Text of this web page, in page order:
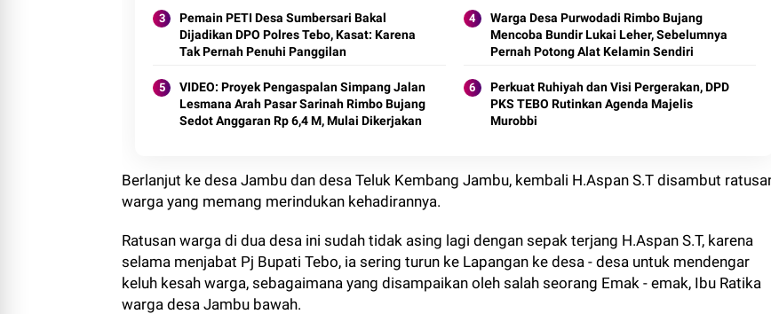
Pemain PETI Desa Sumbersari Bakal
Dijadikan DPO Polres Tebo, Kasat: Karena
Tak Pernah Penuhi Panggilan
Warga Desa Purwodadi Rimbo Bujang
Mencoba Bundir Lukai Leher, Sebelumnya
Pernah Potong Alat Kelamin Sendiri
VIDEO: Proyek Pengaspalan Simpang Jalan
Lesmana Arah Pasar Sarinah Rimbo Bujang
Sedot Anggaran Rp 6,4 M, Mulai Dikerjakan
Perkuat Ruhiyah dan Visi Pergerakan, DPD
PKS TEBO Rutinkan Agenda Majelis
Murobbi
Berlanjut ke desa Jambu dan desa Teluk Kembang Jambu, kembali H.Aspan S.T disambut
warga yang memang merindukan kehadirannya.
Ratusan warga di dua desa ini sudah tidak asing lagi dengan sepak terjang H.Aspan S.T, karena
selama menjabat Pj Bupati Tebo, ia sering turun ke Lapangan ke desa - desa untuk mendengar
keluh kesah warga, sebagaimana yang disampaikan oleh salah seorang Emak - emak, Ibu Ratika
warga desa Jambu bawah.